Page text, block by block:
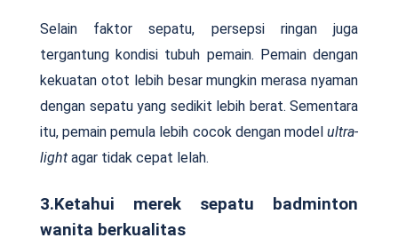
Selain faktor sepatu, persepsi ringan juga
tergantung kondisi tubuh pemain. Pemain dengan
kekuatan otot lebih besar mungkin merasa nyaman
dengan sepatu yang sedikit lebih berat. Sementara
itu, pemain pemula lebih cocok dengan model ultra-
light agar tidak cepat lelah.
3.Ketahui merek sepatu badminton
wanita berkualitas